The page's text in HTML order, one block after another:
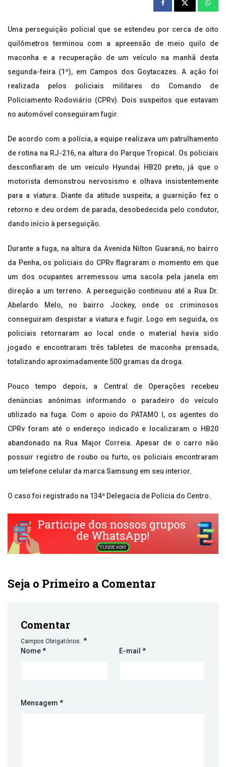
Uma perseguição policial que se estendeu por cerca de oito
quilômetros terminou com a apreensão de meio quilo de
maconha e a recuperação de um veículo na manhã desta
segunda-feira (1º), em Campos dos Goytacazes. A ação foi
realizada pelos policiais militares do Comando de
Policiamento Rodoviário (CPRv). Dois suspeitos que estavam
no automóvel conseguiram fugir.
De acordo com a polícia, a equipe realizava um patrulhamento
de rotina na RJ-216, na altura do Parque Tropical. Os policiais
desconfiaram de um veículo Hyundai HB20 preto, já que o
motorista demonstrou nervosismo e olhava insistentemente
para a viatura. Diante da atitude suspeita, a guarnição fez o
retorno e deu ordem de parada, desobedecida pelo condutor,
dando início à perseguição.
Durante a fuga, na altura da Avenida Nilton Guaraná, no bairro
da Penha, os policiais do CPRv flagraram o momento em que
um dos ocupantes arremessou uma sacola pela janela em
direção a um terreno. A perseguição continuou até a Rua Dr.
Abelardo Melo, no bairro Jockey, onde os criminosos
conseguiram despistar a viatura e fugir. Logo em seguida, os
policiais retornaram ao local onde o material havia sido
jogado e encontraram três tabletes de maconha prensada,
totalizando aproximadamente 500 gramas da droga.
Pouco tempo depois, a Central de Operações recebeu
denúncias anônimas informando o paradeiro do veículo
utilizado na fuga. Com o apoio do PATAMO I, os agentes do
CPRv foram até o endereço indicado e localizaram o HB20
abandonado na Rua Major Correia. Apesar de o carro não
possuir registro de roubo ou furto, os policiais encontraram
um telefone celular da marca Samsung em seu interior.
O caso foi registrado na 134ª Delegacia de Polícia do Centro.
Seja o Primeiro a Comentar
Comentar
Campos Obrigatórios. *
Nome* E-mail *
Mensagem *